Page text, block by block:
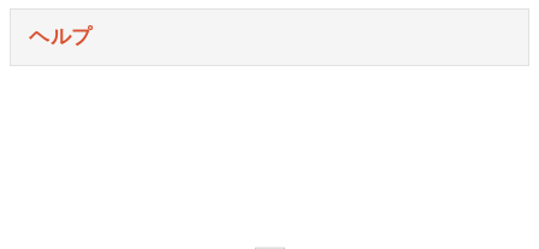
ヘルプ